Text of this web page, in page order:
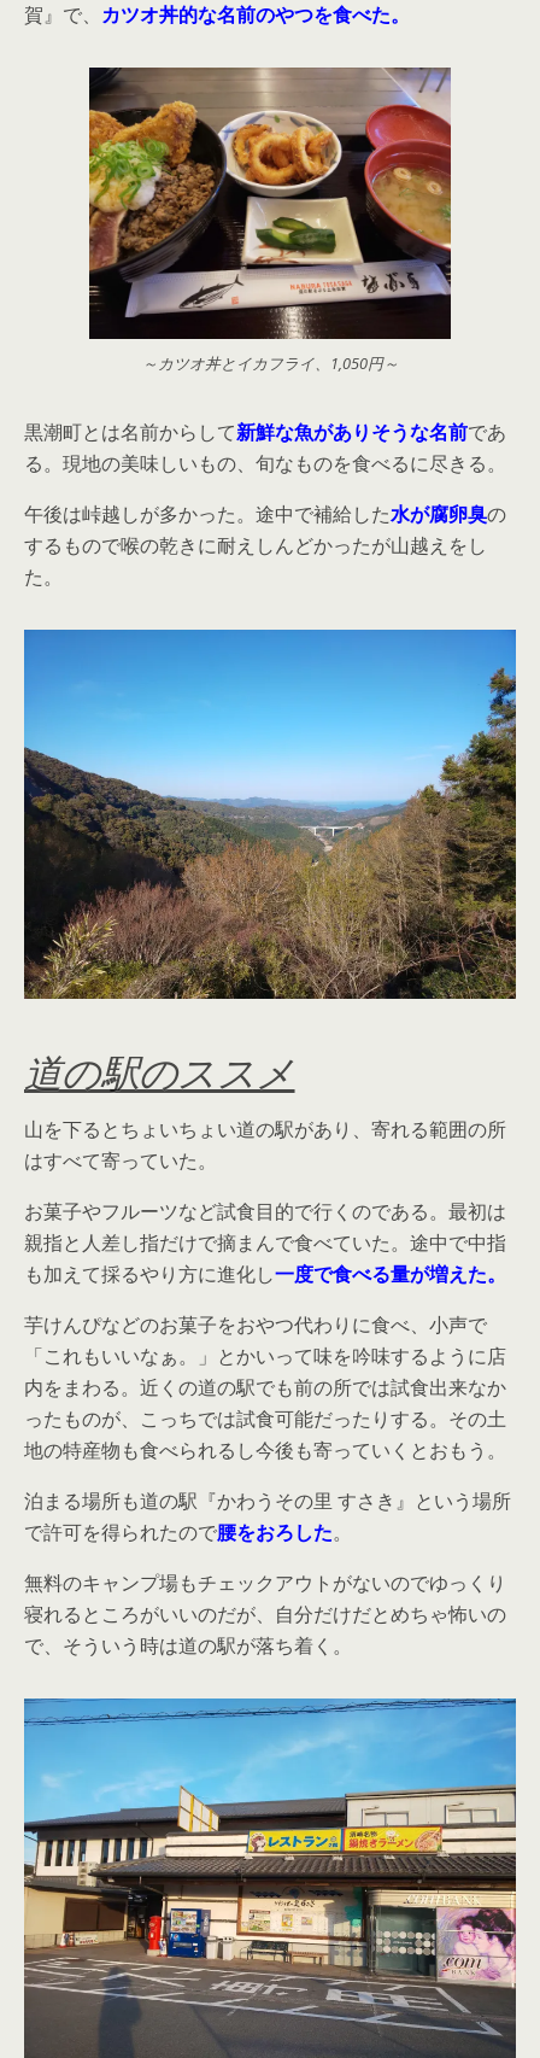
賀』で、 カツオ丼的な名前のやつを食べた。
～カツオ丼とイカフライ、1,050円～
黒潮町とは名前からして新鮮な魚がありそうな名前であ
る。現地の美味しいもの、旬なものを食べるに尽きる。
午後は峠越しが多かった。途中で補給した水が腐卵臭の
するもので喉の乾きに耐えしんどかったが山越えをし
た。
道の駅のススメ
山を下るとちょいちょい道の駅があり、寄れる範囲の所
はすべて寄っていた。
お菓子やフルーツなど試食目的で行くのである。最初は
親指と人差し指だけで摘まんで食べていた。途中で中指
も加えて採るやり方に進化し一度で食べる量が増えた。
芋けんぴなどのお菓子をおやつ代わりに食べ、小声で
「これもいいなぁ。」とかいって味を吟味するように店
内をまわる。近くの道の駅でも前の所では試食出来なか
ったものが、こっちでは試食可能だったりする。その土
地の特産物も食べられるし今後も寄っていくとおもう。
泊まる場所も道の駅『かわうその里 すさき』という場所
で許可を得られたので腰をおろした。
無料のキャンプ場もチェックアウトがないのでゆっくり
寝れるところがいいのだが、自分だけだとめちゃ怖いの
で、そういう時は道の駅が落ち着く。